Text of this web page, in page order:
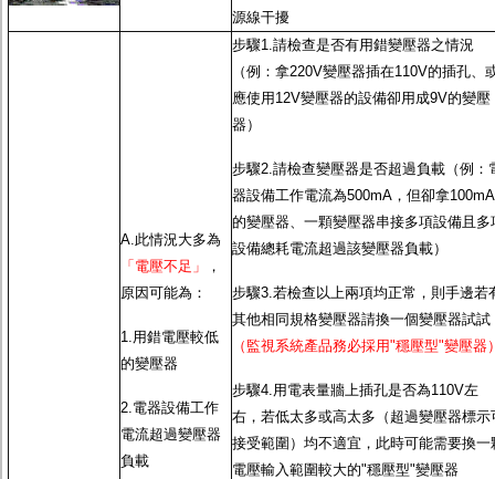
源線干擾
A.此情況大多為
「電壓不足」
，
原因可能為：
1.用錯電壓較低
的變壓器
2.電器設備工作
電流超過變壓器
負載
步驟1.請檢查是否有用錯變壓器之情況
（例：拿220V變壓器插在110V的插孔、
應使用12V變壓器的設備卻用成9V的變壓
器）
步驟2.請檢查變壓器是否超過負載（例：
器設備工作電流為500mA，但卻拿100mA
的變壓器、一顆變壓器串接多項設備且多
設備總耗電流超過該變壓器負載）
步驟3.若檢查以上兩項均正常，則手邊若
其他相同規格變壓器請換一個變壓器試試
（監視系統產品務必採用"穩壓型"變壓器
步驟4.用電表量牆上插孔是否為110V左
右，若低太多或高太多（超過變壓器標示
接受範圍）均不適宜，此時可能需要換一
電壓輸入範圍較大的"穩壓型"變壓器